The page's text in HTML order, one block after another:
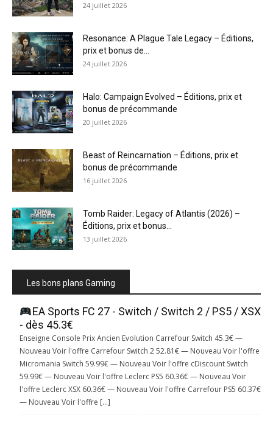
24 juillet 2026
Resonance: A Plague Tale Legacy – Éditions,
prix et bonus de...
24 juillet 2026
Halo: Campaign Evolved – Éditions, prix et
bonus de précommande
20 juillet 2026
Beast of Reincarnation – Éditions, prix et
bonus de précommande
16 juillet 2026
Tomb Raider: Legacy of Atlantis (2026) –
Éditions, prix et bonus...
13 juillet 2026
Les bons plans Gaming
EA Sports FC 27 - Switch / Switch 2 / PS5 / XSX
- dès 45.3€
Enseigne Console Prix Ancien Evolution Carrefour Switch 45.3€ —
Nouveau Voir l'offre Carrefour Switch 2 52.81€ — Nouveau Voir l'offre
Micromania Switch 59.99€ — Nouveau Voir l'offre cDiscount Switch
59.99€ — Nouveau Voir l'offre Leclerc PS5 60.36€ — Nouveau Voir
l'offre Leclerc XSX 60.36€ — Nouveau Voir l'offre Carrefour PS5 60.37€
— Nouveau Voir l'offre […]